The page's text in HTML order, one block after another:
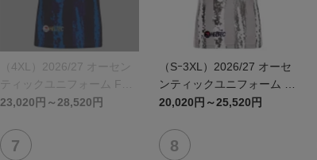
（4XL）2026/27 オーセン
ティックユニフォーム FP 1
st
23,020円～28,520円
（Sｰ3XL）2026/27 オーセ
ンティックユニフォーム F
P 2nd
20,020円～25,520円